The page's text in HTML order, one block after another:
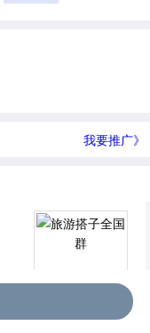
我要推广》
旅游搭子全国群